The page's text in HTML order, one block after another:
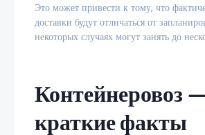
Это может привести к тому, что
доставки будут отличаться от
некоторых случаях могут занять до
Контейнеровоз
краткие факты